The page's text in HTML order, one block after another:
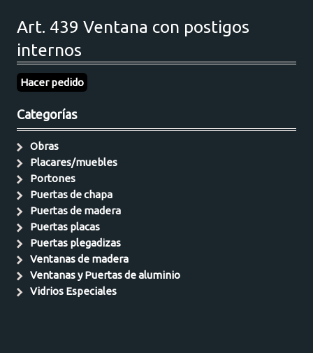
Art. 439 Ventana con postigos
internos
Hacer pedido
Categorías
Obras
Placares/muebles
Portones
Puertas de chapa
Puertas de madera
Puertas placas
Puertas plegadizas
Ventanas de madera
Ventanas y Puertas de aluminio
Vidrios Especiales